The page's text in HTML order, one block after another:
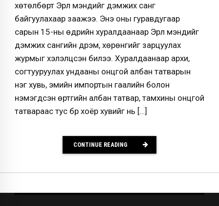
хөтөлбөрт Эрүүл мэндийг дэмжих санг
байгуулахаар заажээ. Энэ оны гуравдугаар
сарын 15-ны өдрийн хуралдаанаар Эрүүл мэндийг
дэмжих сангийн дүрэм, хөрөнгийг зарцуулах
журмыг хэлэлцсэн билээ. Хуралдаанаар архи,
согтууруулах ундааны онцгой албан татварын
нэг хувь, эмийн импортын гаалийн болон
нэмэгдсэн өртгийн албан татвар, тамхины онцгой
татвараас тус бүр хоёр хувийг нь […]
CONTINUE READING